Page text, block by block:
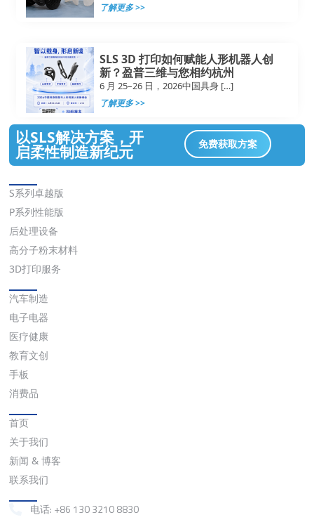
了解更多 >>
SLS 3D 打印如何赋能人形机器人创
新？盈普三维与您相约杭州
6 月 25–26 日，2026中国具身 […]
了解更多 >>
以SLS解决方案，开
启柔性制造新纪元 免费获取方案
S系列卓越版
P系列性能版
后处理设备
高分子粉末材料
3D打印服务
汽车制造
电子电器
医疗健康
教育文创
手板
消费品
首页
关于我们
新闻 & 博客
联系我们
电话: +86 130 3210 8830